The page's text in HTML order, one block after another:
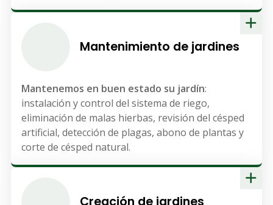
Mantenimiento de jardines
Mantenemos en buen estado su jardín:
instalación y control del sistema de riego,
eliminación de malas hierbas, revisión del césped
artificial, detección de plagas, abono de plantas y
corte de césped natural.
Creación de jardines